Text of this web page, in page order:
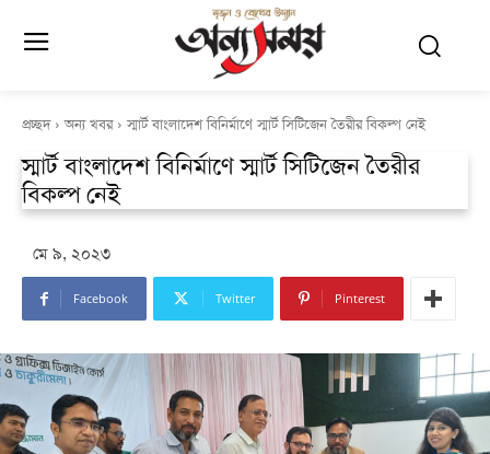
প্রচ্ছদ অন্য খবর স্মার্ট বাংলাদেশ বিনির্মাণে স্মার্ট সিটিজেন তৈরীর বিকল্প নেই
স্মার্ট বাংলাদেশ বিনির্মাণে স্মার্ট সিটিজেন তৈরীর
বিকল্প নেই
মে ৯, ২০২৩
Facebook Twitter Pinterest